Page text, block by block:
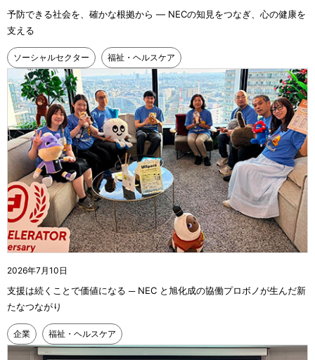
予防できる社会を、確かな根拠から ― NECの知見をつなぎ、心の健康を
支える
ソーシャルセクター 福祉・ヘルスケア
2026年7月10日
支援は続くことで価値になる ─ NEC と旭化成の協働プロボノが生んだ新
たなつながり
企業 福祉・ヘルスケア